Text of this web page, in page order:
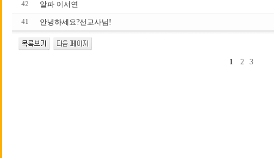
42 알파 이서연
41 안녕하세요?선교사님!
1 2 3